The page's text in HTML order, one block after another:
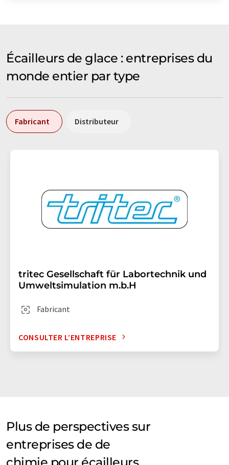
Écailleurs de glace : entreprises du
monde entier par type
Fabricant Distributeur
tritec Gesellschaft für Labortechnik und
Umweltsimulation m.b.H
Fabricant
CONSULTER L’ENTREPRISE
Plus de perspectives sur
entreprises de de
chimie pour écailleurs